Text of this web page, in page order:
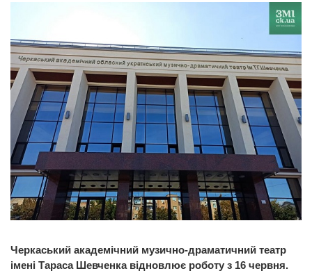
Черкаський академічний музично-драматичний театр
імені Тараса Шевченка відновлює роботу з 16 червня.